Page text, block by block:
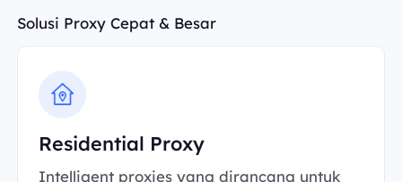
Solusi Proxy Cepat & Besar
Residential Proxy
Intelligent proxies yang dirancang untuk